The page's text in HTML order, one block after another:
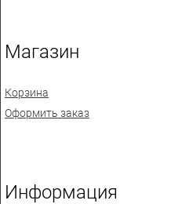
Магазин
Корзина
Оформить заказ
Информация